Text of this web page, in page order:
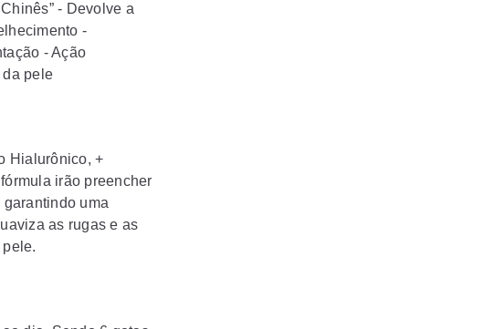
- Devolve a
-
- Ação
da pele
Hialurônico, +
irão preencher
uma
as rugas e as